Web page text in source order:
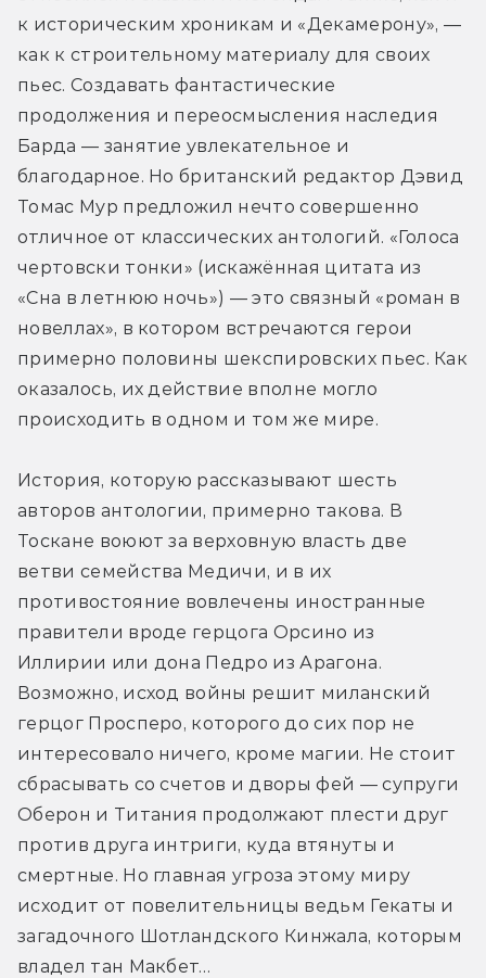
к историческим хроникам и «Декамерону», —
как к строительному материалу для своих
пьес. Создавать фантастические
продолжения и переосмысления наследия
Барда — занятие увлекательное и
благодарное. Но британский редактор Дэвид
Томас Мур предложил нечто совершенно
отличное от классических антологий. «Голоса
чертовски тонки» (искажённая цитата из
«Сна в летнюю ночь») — это связный «роман в
новеллах», в котором встречаются герои
примерно половины шекспировских пьес. Как
оказалось, их действие вполне могло
происходить в одном и том же мире.
История, которую рассказывают шесть
авторов антологии, примерно такова. В
Тоскане воюют за верховную власть две
ветви семейства Медичи, и в их
противостояние вовлечены иностранные
правители вроде герцога Орсино из
Иллирии или дона Педро из Арагона.
Возможно, исход войны решит миланский
герцог Просперо, которого до сих пор не
интересовало ничего, кроме магии. Не стоит
сбрасывать со счетов и дворы фей — супруги
Оберон и Титания продолжают плести друг
против друга интриги, куда втянуты и
смертные. Но главная угроза этому миру
исходит от повелительницы ведьм Гекаты и
загадочного Шотландского Кинжала, которым
владел тан Макбет…